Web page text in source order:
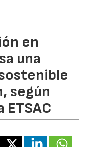
en
una
según